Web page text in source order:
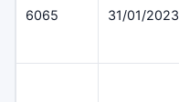
6065 31/01/2023